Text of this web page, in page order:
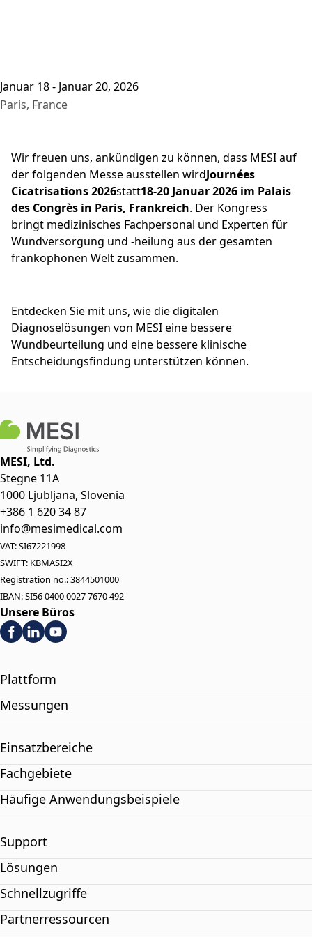
Januar 18 - Januar 20, 2026
Paris, France
Wir freuen uns, ankündigen zu können, dass MESI auf
der folgenden Messe ausstellen wirdJournées
Cicatrisations 2026statt18-20 Januar 2026 im Palais
des Congrès in Paris, Frankreich. Der Kongress
bringt medizinisches Fachpersonal und Experten für
Wundversorgung und -heilung aus der gesamten
frankophonen Welt zusammen.
Entdecken Sie mit uns, wie die digitalen
Diagnoselösungen von MESI eine bessere
Wundbeurteilung und eine bessere klinische
Entscheidungsfindung unterstützen können.
MESI, Ltd.
Stegne 11A
1000 Ljubljana, Slovenia
+386 1 620 34 87
info@mesimedical.com
VAT: SI67221998
SWIFT: KBMASI2X
Registration no.: 3844501000
IBAN: SI56 0400 0027 7670 492
Unsere Büros
Plattform
Messungen
Einsatzbereiche
Fachgebiete
Häufige Anwendungsbeispiele
Support
Lösungen
Schnellzugriffe
Partnerressourcen